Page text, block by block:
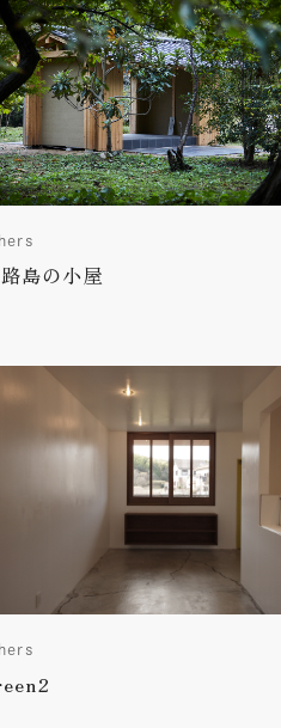
島の小屋